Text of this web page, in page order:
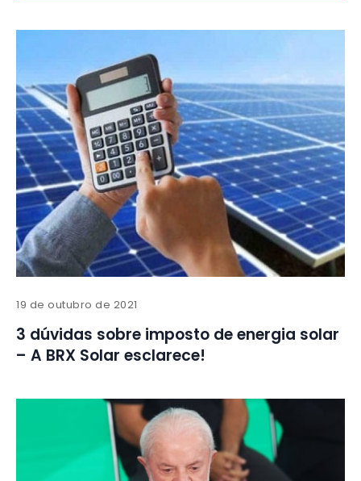
19 de outubro de 2021
3 dúvidas sobre imposto de energia solar
– A BRX Solar esclarece!